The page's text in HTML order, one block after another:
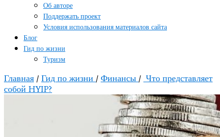
Об авторе
Поддержать проект
Условия использования материалов сайта
Блог
Гид по жизни
Туризм
Главная / Гид по жизни / Финансы / Что представляет
собой HYIP?